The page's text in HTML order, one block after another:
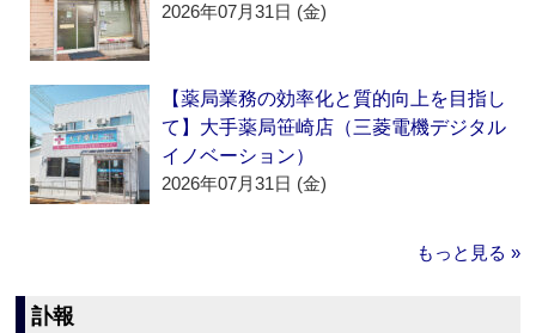
2026年07月31日 (金)
【薬局業務の効率化と質的向上を目指し
て】大手薬局笹崎店（三菱電機デジタル
イノベーション）
2026年07月31日 (金)
もっと見る »
訃報